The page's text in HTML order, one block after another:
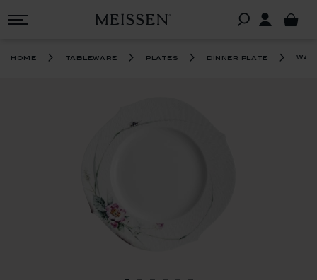
home tableware plates dinner plate